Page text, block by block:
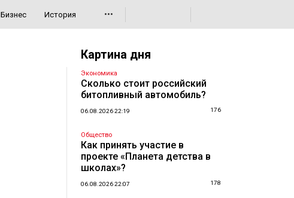
Бизнес История •••
Картина дня
Экономика
Сколько стоит российский
битопливный автомобиль?
06.08.2026 22:19 176
Общество
Как принять участие в
проекте «Планета детства в
школах»?
06.08.2026 22:07 178